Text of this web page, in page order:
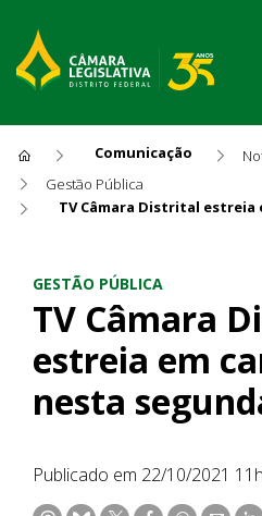
Comunicação
Gestão Pública
GESTÃO PÚBLICA
TV Câmara
estreia em
nesta
Publicado em 22/10/2021